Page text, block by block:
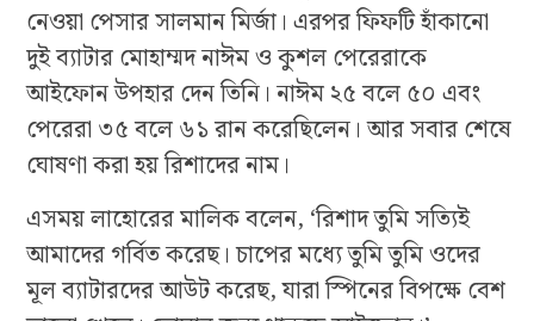
নেওয়া পেসার সালমান মির্জা। এরপর ফিফটি হাঁকানো
দুই ব্যাটার মোহাম্মদ নাঈম ও কুশল পেরেরাকে
আইফোন উপহার দেন তিনি। নাঈম ২৫ বলে ৫০ এবং
পেরেরা ৩৫ বলে ৬১ রান করেছিলেন। আর সবার শেষে
ঘোষণা করা হয় রিশাদের নাম।
এসময় লাহোরের মালিক বলেন, ‘রিশাদ তুমি সত্যিই
আমাদের গর্বিত করেছ। চাপের মধ্যে তুমি তুমি ওদের
মূল ব্যাটারদের আউট করেছ, যারা স্পিনের বিপক্ষে বেশ